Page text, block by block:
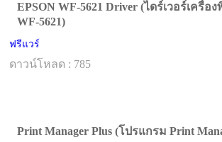
EPSON WF-5621 Driver (ไดร์เวอร์เครื่อ
WF-5621)
ฟรีแวร์
ดาวน์โหลด : 785
Print Manager Plus (โปรแกรม Print